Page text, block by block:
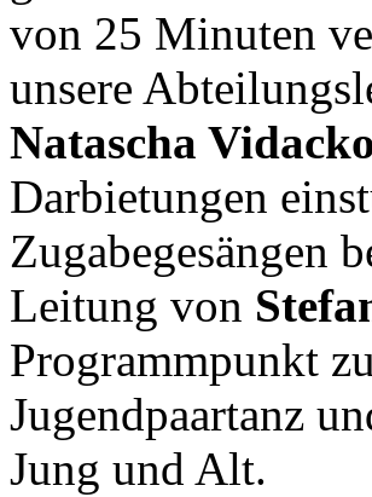
von 25 Minuten
unsere
Natascha
Darbietungen
Zugabegesängen
Leitung von
Programmpunkt
Jugendpaartanz
Jung und Alt.